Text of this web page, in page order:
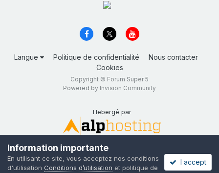
Langue Politique de confidentialité
Nous contacter
Cookies
Copyright © Forum Super 5
Powered by Invision Community
Hebergé par
Information importante
En utilisant ce site, vous acceptez nos conditions
d'utilisation Conditions d’utilisation et politique de
I accept